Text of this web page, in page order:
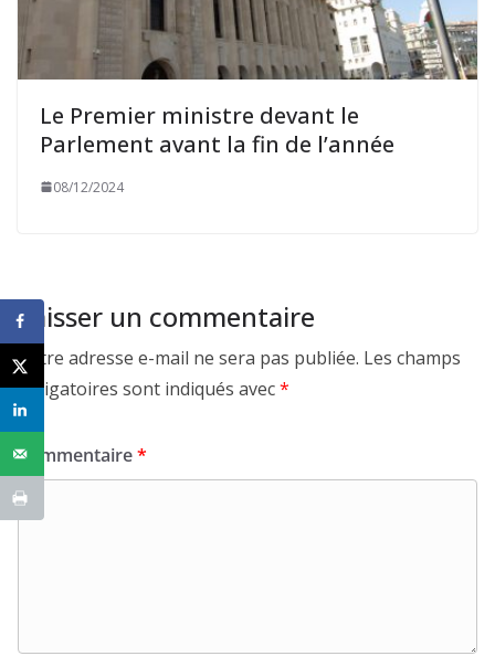
Le Premier ministre devant le
Parlement avant la fin de l’année
08/12/2024
Laisser un commentaire
Votre adresse e-mail ne sera pas publiée. Les champs
obligatoires sont indiqués avec*
Commentaire*